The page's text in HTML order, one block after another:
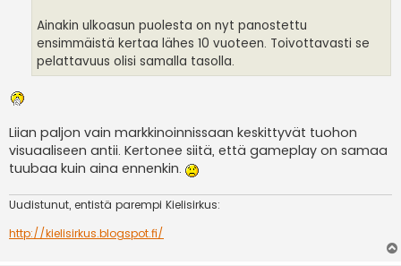
Ainakin ulkoasun puolesta on nyt panostettu
ensimmäistä kertaa lähes 10 vuoteen. Toivottavasti se
pelattavuus olisi samalla tasolla.
Liian paljon vain markkinoinnissaan keskittyvät tuohon
visuaaliseen antii. Kertonee siitä, että gameplay on samaa
tuubaa kuin aina ennenkin.
Uudistunut, entistä parempi Kielisirkus:
http://kielisirkus.blogspot.fi/